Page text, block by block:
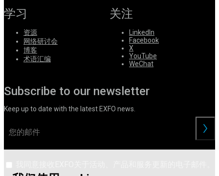
Careers
Partners
Suppliers
学习
资源
网络研讨会
博客
术语汇编
关注
LinkedIn
Facebook
X
YouTube
WeChat
Subscribe to our newsletter
Keep up to date with the latest EXFO news.